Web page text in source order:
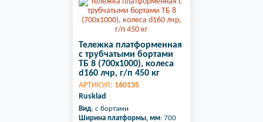
Тележка платформенная
с трубчатыми бортами
ТБ 8 (700х1000), колеса
d160 лчр, г/п 450 кг
АРТИКУЛ: 160135
Rusklad
Вид: с бортами
Ширина платформы, мм: 700